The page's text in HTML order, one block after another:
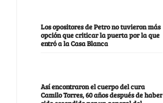
Los opositores de Petro no tuvieron más
opción que criticar la puerta por la que
entró a la Casa Blanca
Así encontraron el cuerpo del cura
Camilo Torres, 60 años después de haber